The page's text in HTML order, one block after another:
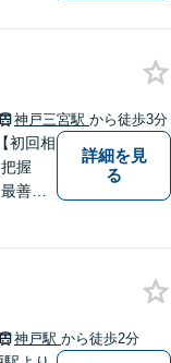
神戸三宮駅 から徒歩3分
初回相
握
善の
いき
在
詳細を見
る
神戸駅 から徒歩2分